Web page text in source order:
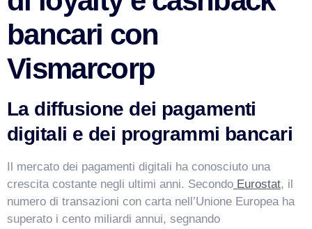
bancari con
Vismarcorp
La diffusione dei pagamenti
digitali e dei programmi bancari
Il mercato dei pagamenti digitali ha conosciuto una
crescita costante negli ultimi anni. Secondo Eurostat, il
numero di transazioni con carta nell’Unione Europea ha
superato i cento miliardi annui, segnando